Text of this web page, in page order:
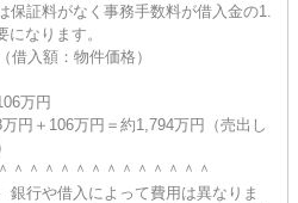
保証料がなく事務手数料が借入金の1.
になります。
借入額：物件価格）
万円
円＋106万円＝約1,794万円（売出し
＾＾＾＾＾＾＾＾＾＾＾＾＾
銀行や借入によって費用は異なりま